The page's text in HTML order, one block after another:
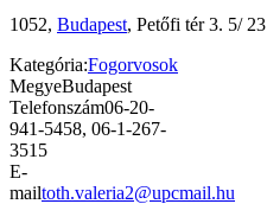
1052, Budapest, Petőfi tér 3. 5/ 23
Kategória:Fogorvosok
MegyeBudapest
Telefonszám06-20-
941-5458, 06-1-267-
3515
E-
mailtoth.valeria2@upcmail.hu